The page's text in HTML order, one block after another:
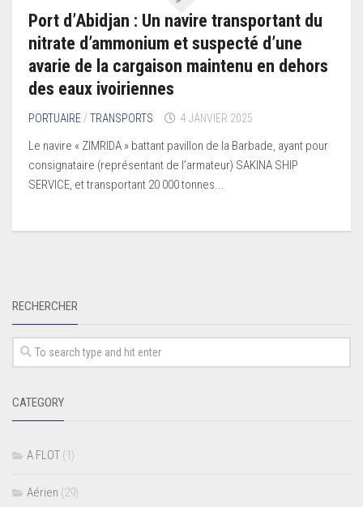
Port d’Abidjan : Un navire transportant du
nitrate d’ammonium et suspecté d’une
avarie de la cargaison maintenu en dehors
des eaux ivoiriennes
PORTUAIRE /TRANSPORTS 4 JANVIER 2025
Le navire « ZIMRIDA » battant pavillon de la Barbade, ayant pour
consignataire (représentant de l’armateur) SAKINA SHIP
SERVICE, et transportant 20 000 tonnes...
RECHERCHER
CATEGORY
A FLOT (1)
Aérien (29)